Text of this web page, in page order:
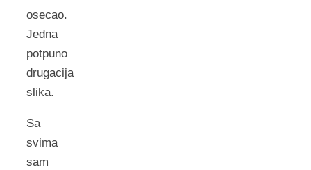
osecao.
Jedna
potpuno
drugacija
slika.
Sa
svima
sam